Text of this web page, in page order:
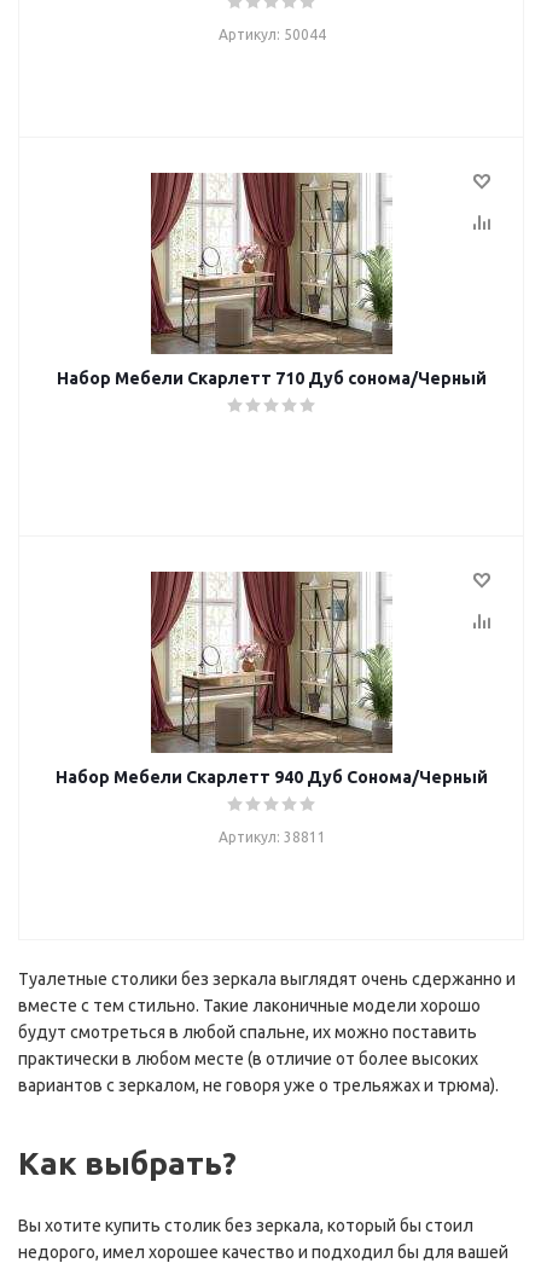
Артикул: 50044
Набор Мебели Скарлетт 710 Дуб сонома/Черный
Набор Мебели Скарлетт 940 Дуб Сонома/Черный
Артикул: 38811
Туалетные столики без зеркала выглядят очень сдержанно и
вместе с тем стильно. Такие лаконичные модели хорошо
будут смотреться в любой спальне, их можно поставить
практически в любом месте (в отличие от более высоких
вариантов с зеркалом, не говоря уже о трельяжах и трюма).
Как выбрать?
Вы хотите купить столик без зеркала, который бы стоил
недорого, имел хорошее качество и подходил бы для вашей